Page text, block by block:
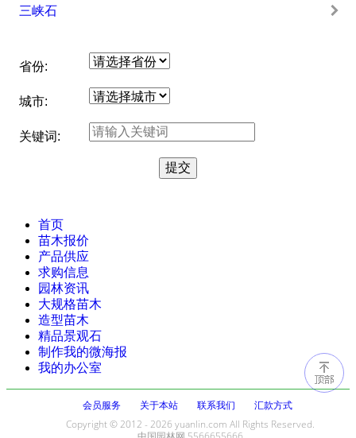
三峡石
省份:
城市:
关键词:
首页
苗木报价
产品供应
求购信息
园林资讯
大规格苗木
造型苗木
精品景观石
制作我的微海报
我的办公室
会员服务 关于本站 联系我们
汇款方式
Copyright © 2012 - 2026 yuanlin.com All Rights Reserved.